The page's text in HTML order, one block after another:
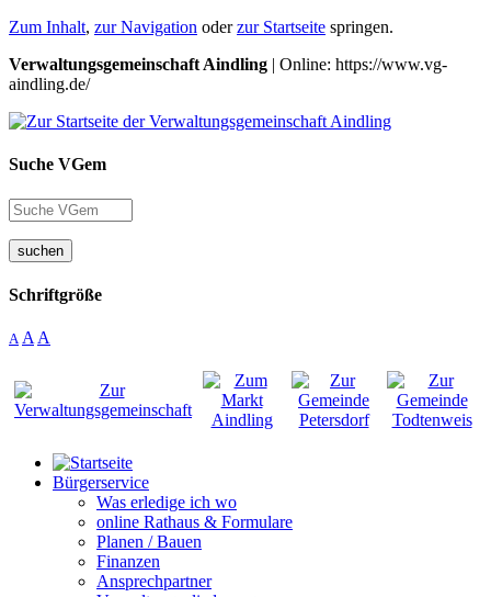
Zum Inhalt, zur Navigation oderzur Startseite springen.
Verwaltungsgemeinschaft Aindling | Online: https://www.vg-
aindling.de/
Suche VGem
suchen
Schriftgröße
A A A
Bürgerservice
Was erledige ich wo
online Rathaus & Formulare
Planen / Bauen
Finanzen
Ansprechpartner